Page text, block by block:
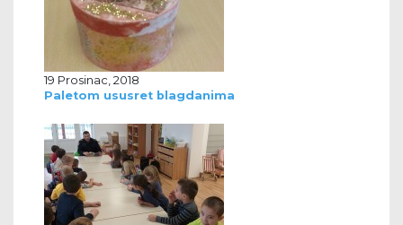
19 Prosinac, 2018
Paletom ususret blagdanima